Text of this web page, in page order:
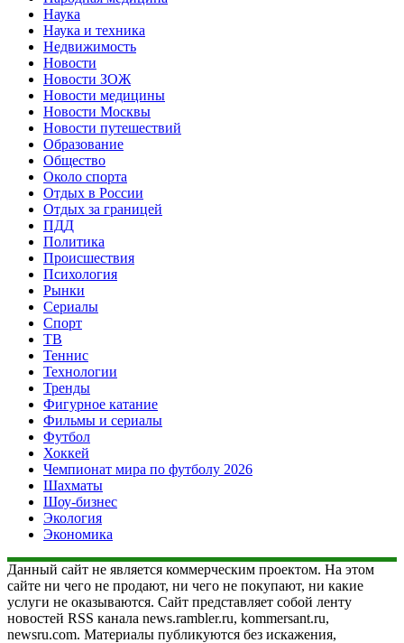
Наука
Наука и техника
Недвижимость
Новости
Новости ЗОЖ
Новости медицины
Новости Москвы
Новости путешествий
Образование
Общество
Около спорта
Отдых в России
Отдых за границей
ПДД
Политика
Происшествия
Психология
Рынки
Сериалы
Спорт
ТВ
Теннис
Технологии
Тренды
Фигурное катание
Фильмы и сериалы
Футбол
Хоккей
Чемпионат мира по футболу 2026
Шахматы
Шоу-бизнес
Экология
Экономика
Данный сайт не является коммерческим проектом. На этом
сайте ни чего не продают, ни чего не покупают, ни какие
услуги не оказываются. Сайт представляет собой ленту
новостей RSS канала news.rambler.ru, kommersant.ru,
newsru.com. Материалы публикуются без искажения,